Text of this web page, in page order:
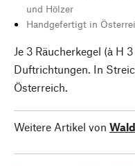
und Hölzer
Handgefertigt in
Je 3 Räucherkegel (à H
Duftrichtungen. In
Österreich.
Weitere Artikel von